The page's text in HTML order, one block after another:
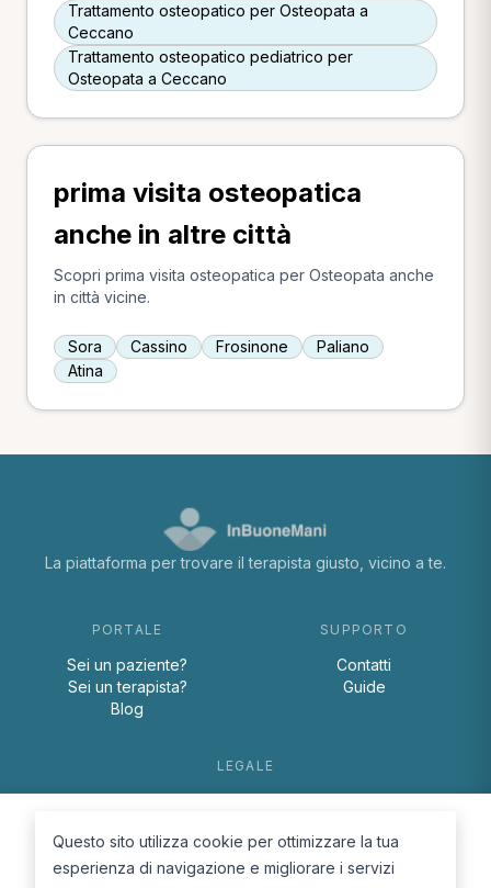
Trattamento osteopatico per Osteopata a
Ceccano
Trattamento osteopatico pediatrico per
Osteopata a Ceccano
prima visita osteopatica
anche in altre città
Scopri prima visita osteopatica per Osteopata anche
in città vicine.
Sora Cassino Frosinone
Paliano
Atina
La piattaforma per trovare il terapista giusto, vicino a te.
PORTALE
Sei un paziente?
Sei un terapista?
Blog
SUPPORTO
Contatti
Guide
LEGALE
Cookie Policy
Questo sito utilizza cookie per ottimizzare la tua
esperienza di navigazione e migliorare i servizi